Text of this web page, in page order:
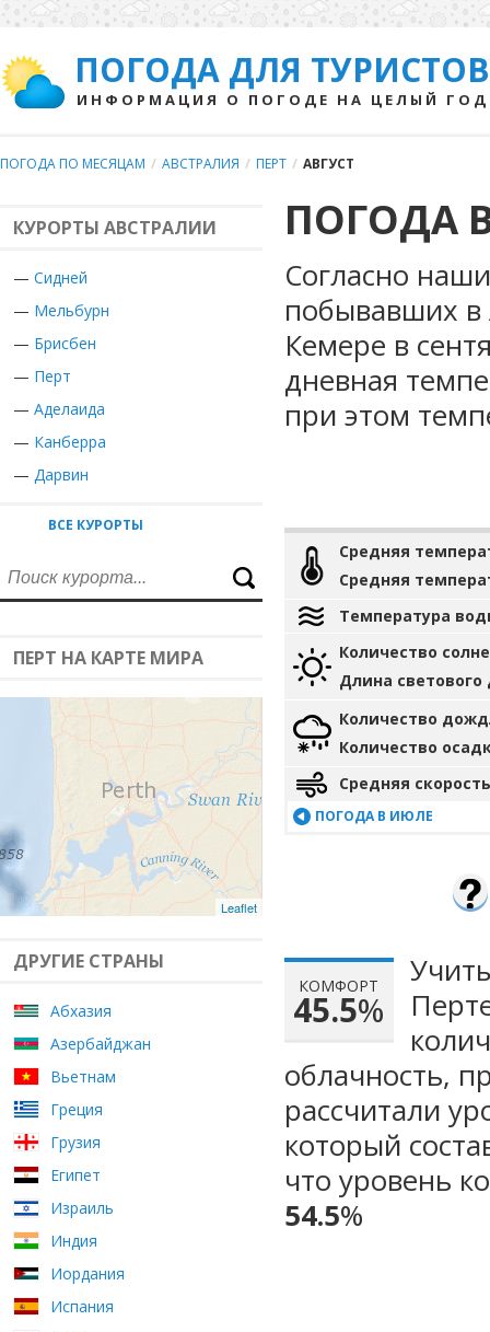
ПОГОДА ДЛЯ ТУРИСТОВ
ИНФОРМАЦИЯ О ПОГОДЕ НА ЦЕЛЫЙ ГОД
ПОГОДА ПО МЕСЯЦАМ / АВСТРАЛИЯ / ПЕРТ / АВГУСТ
КУРОРТЫ АВСТРАЛИИ
— Сидней
— Мельбурн
— Брисбен
— Перт
— Аделаида
— Канберра
— Дарвин
ВСЕ КУРОРТЫ
ПЕРТ НА КАРТЕ МИРА
Leaflet
ДРУГИЕ СТРАНЫ
Абхазия
Азербайджан
Вьетнам
Греция
Грузия
Египет
Израиль
Индия
Иордания
Испания
ПОГОДА
Согласно
побывавших в
Кемере в
дневная
при этом
Средняя
Средняя
Температура
Количество
Длина светового
Количество
Количество
Средняя
ПОГОДА В ИЮЛЕ
КОМФОРТ
45.5%
облачность,
рассчитали
который
что уровень
54.5%